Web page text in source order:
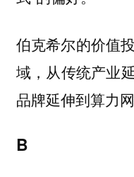
伯克希尔的价值
域，从传统产业
品牌延伸到算力网
B